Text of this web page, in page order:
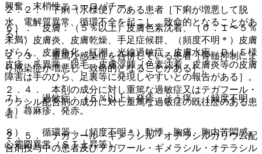
２．２． 下痢（水様便）のある患者［下痢が増悪して脱
水、電解質異常、循環不全を起こし、致命的となることがあ
る］。
２．３． 重篤な感染症を合併している患者［骨髄抑制によ
り感染症が増悪し、致命的となることがある］。
２．４． 本剤の成分に対し重篤な過敏症又はテガフール・
ウラシル配合剤の成分に対し重篤な過敏症の既往歴のある患
者。
２．５． テガフール・ギメラシル・オテラシルカリウム配
合剤投与中の患者及びテガフール・ギメラシル・オテラシル
興奮、末梢性ニューロパチー。
６）． 皮膚：（５％以上）皮膚色素沈着、（０．１〜５％
未満）皮膚炎、皮膚乾燥、手足症候群、（頻度不明＊）皮膚
びらん、皮膚角化、紅潮、光線過敏症、皮膚水疱、ＤＬＥ様
皮疹、爪異常、脱毛、皮膚浮腫［色素沈着、皮膚炎等の皮膚
障害は手のひら、足裏等に発現しやすいとの報告がある］。
７）． 過敏症：（５％以上）発疹、そう痒、（頻度不明
＊）蕁麻疹、発赤。
８）． 循環器：（頻度不明＊）動悸、胸痛、胸内苦悶感、
心電図異常（ＳＴ上昇等）。